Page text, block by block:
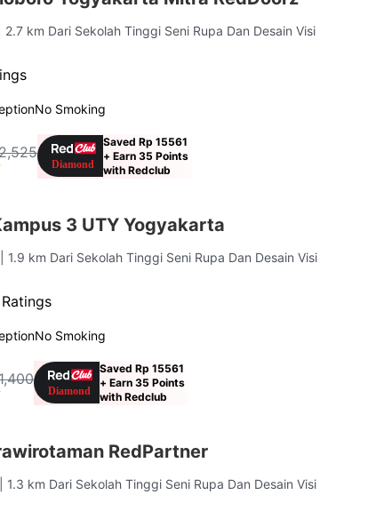
| 2.7 km Dari Sekolah Tinggi Seni Rupa Dan Desain Visi
No Smoking
Saved Rp 15561
+ Earn 35 Points
with Redclub
3 UTY Yogyakarta
| 1.9 km Dari Sekolah Tinggi Seni Rupa Dan Desain Visi
No Smoking
Saved Rp 15561
+ Earn 35 Points
with Redclub
RedPartner
| 1.3 km Dari Sekolah Tinggi Seni Rupa Dan Desain Visi